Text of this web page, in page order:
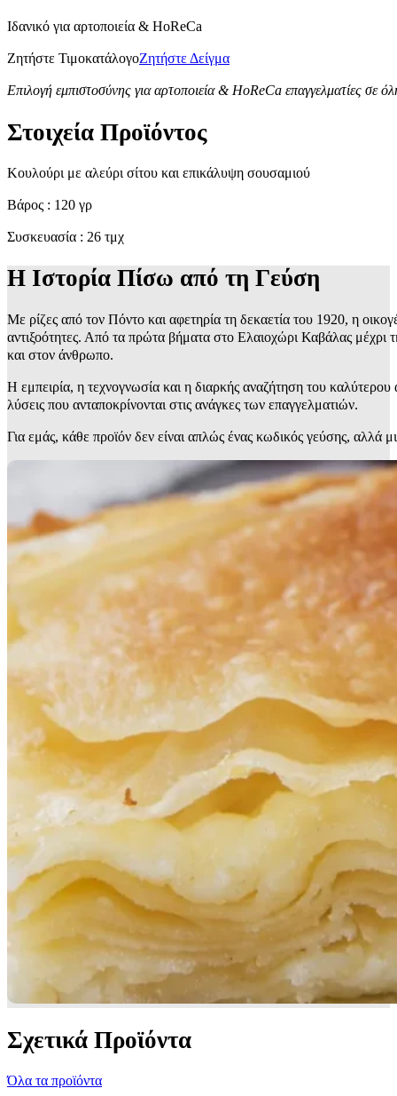
Ιδανικό για αρτοποιεία & HoReCa
Ζητήστε ΤιμοκατάλογοΖητήστε Δείγμα
Επιλογή εμπιστοσύνης για αρτοποιεία & HoReCa επαγγελματίες σε
Στοιχεία Προϊόντος
Κουλούρι με αλεύρι σίτου και επικάλυψη σουσαμιού
Βάρος : 120 γρ
Συσκευασία : 26 τμχ
Η Ιστορία Πίσω από τη Γεύση
Με ρίζες από τον Πόντο και αφετηρία τη δεκαετία του 1920, η
αντιξοότητες. Από τα πρώτα βήματα στο Ελαιοχώρι Καβάλας μέχρι
και στον άνθρωπο.
Η εμπειρία, η τεχνογνωσία και η διαρκής αναζήτηση του
λύσεις που ανταποκρίνονται στις ανάγκες των επαγγελματιών.
Για εμάς, κάθε προϊόν δεν είναι απλώς ένας κωδικός γεύσης, αλλά
Σχετικά Προϊόντα
Όλα τα προϊόντα